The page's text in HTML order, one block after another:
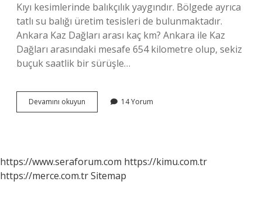
Kıyı kesimlerinde balıkçılık yaygındır. Bölgede ayrıca
tatlı su balığı üretim tesisleri de bulunmaktadır.
Ankara Kaz Dağları arası kaç km? Ankara ile Kaz
Dağları arasındaki mesafe 654 kilometre olup, sekiz
buçuk saatlik bir sürüşle…
Devamını okuyun Eskişehir
Kaz
14 Yorum
https://www.seraforum.com https://kimu.com.tr
https://merce.com.trSitemap